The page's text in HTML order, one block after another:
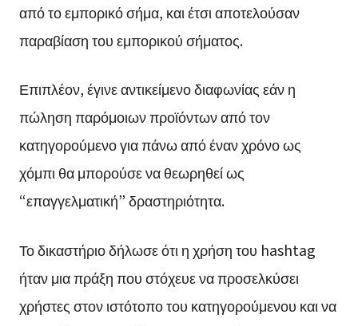
από το εμπορικό σήμα, και έτσι αποτελούσαν
παραβίαση του εμπορικού σήματος.
Επιπλέον, έγινε αντικείμενο διαφωνίας εάν η
πώληση παρόμοιων προϊόντων από τον
κατηγορούμενο για πάνω από έναν χρόνο ως
χόμπι θα μπορούσε να θεωρηθεί ως
“επαγγελματική” δραστηριότητα.
Το δικαστήριο δήλωσε ότι η χρήση του hashtag
ήταν μια πράξη που στόχευε να προσελκύσει
χρήστες στον ιστότοπο του κατηγορούμενου και να